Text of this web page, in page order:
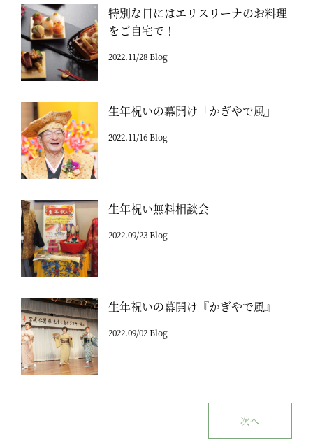
特別な日にはエリスリーナのお料理
をご自宅で！
2022.11/28 Blog
生年祝いの幕開け「かぎやで風」
2022.11/16 Blog
生年祝い無料相談会
2022.09/23 Blog
生年祝いの幕開け『かぎやで風』
2022.09/02 Blog
次へ